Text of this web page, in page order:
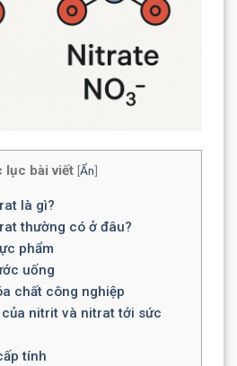
lục bài viết [Ẩn]
là gì?
thường có ở đâu?
phẩm
uống
chất công nghiệp
của nitrit và nitrat tới sức
tính